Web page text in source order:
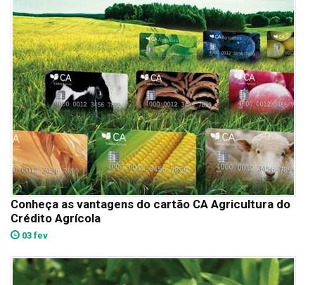
Conheça as vantagens do cartão CA Agricultura do
Crédito Agrícola
03 fev